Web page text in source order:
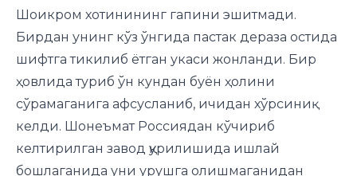
Шоикром хотинининг гапини эшитмади.
Бирдан унинг кўз ўнгида пастак дераза остида
шифтга тикилиб ётган укаси жонланди. Бир
ҳовлида туриб ўн кундан буён ҳолини
сўрамаганига афсусланиб, ичидан хўрсиниқ
келди. Шонеъмат Россиядан кўчириб
келтирилган завод қурилишида ишлай
бошлаганида уни урушга олишмаганидан